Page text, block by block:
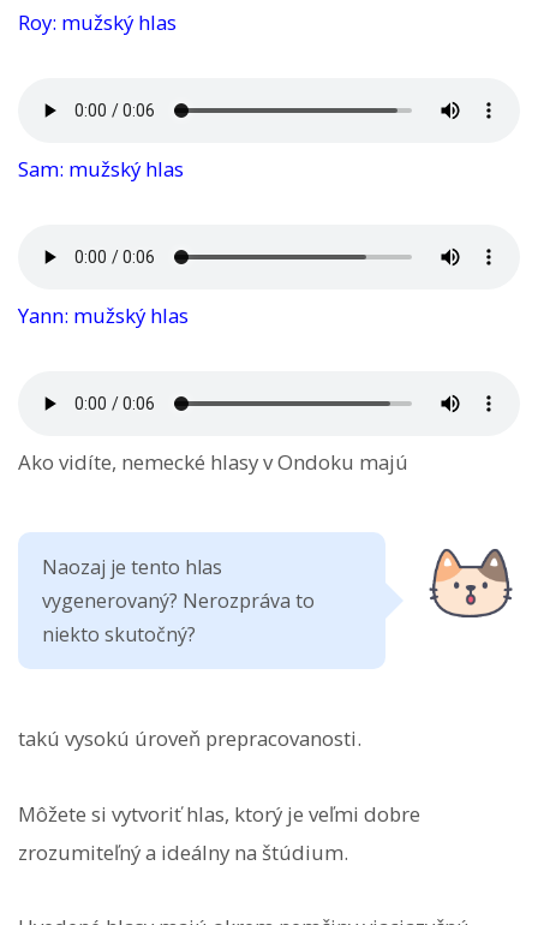
Roy: mužský hlas
Sam: mužský hlas
Yann: mužský hlas
Ako vidíte, nemecké hlasy v Ondoku majú
Naozaj je tento hlas
vygenerovaný? Nerozpráva to
niekto skutočný?
takú vysokú úroveň prepracovanosti.
Môžete si vytvoriť hlas, ktorý je veľmi dobre
zrozumiteľný a ideálny na štúdium.